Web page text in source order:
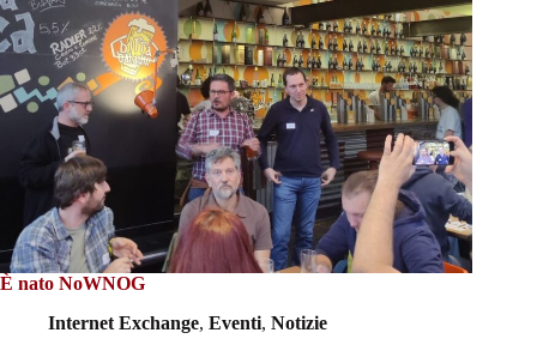
È nato NoWNOG
Internet Exchange, Eventi, Notizie